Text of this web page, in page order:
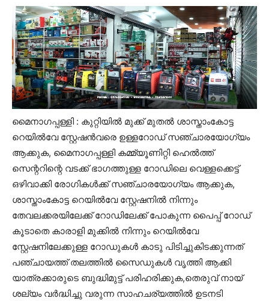
മൈനാഗപ്പള്ളി : കുറ്റിയിൽ മുക്ക് മുതൽ ശാസ്താംകോട്ട
റെയിൽവേ സ്റ്റേഷൻവരെ ഉള്ളറോഡ് സഞ്ചാരയോഗ്യം
ആക്കുക, മൈനാഗപ്പള്ളി കമ്മ്യൂണിറ്റി ഹെൽത്ത്
സെന്ററിന്റെ വടക്ക് ഭാഗത്തുള്ള റോഡിലെ വെള്ളക്കെട്ട്
ഒഴിവാക്കി രോഗികൾക്ക് സഞ്ചാരയോഗ്യം ആക്കുക,
ശാസ്താംകോട്ട റെയിൽവേ സ്റ്റേഷനിൽ നിന്നും
തേവലക്കരയിലേക്ക് റോഡിലേക്ക് പോകുന്ന പൈപ്പ് റോഡ്
കൂടാതെ കാരാളി മുക്കിൽ നിന്നും റെയിൽവേ
സ്റ്റേഷനിലേക്കുള്ള റോഡുകൾ കാടു പിടിച്ചുകിടക്കുന്നത്
പഞ്ചായത്ത് തലത്തിൽ സൈഡുകൾ വൃത്തി ആക്കി
യാത്രക്കാരുടെ ബുദ്ധിമുട്ട് പരിഹരിക്കുക,തെരുവ് നായ്
ശല്യം വർദ്ധിച്ചു വരുന്ന സാഹചര്യത്തിൽ ഉടനടി